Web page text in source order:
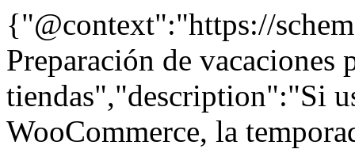
{"@context":"https://
Preparación de vacaciones
tiendas","description":"Si
WooCommerce, la